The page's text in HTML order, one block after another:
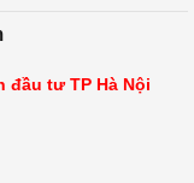
đầu tư TP Hà Nội